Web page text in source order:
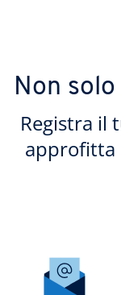
Non
Registra il
approfitta